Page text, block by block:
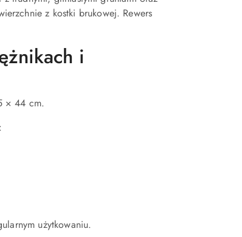
z kostki brukowej. Rewers
i
× 44 cm.
użytkowaniu.